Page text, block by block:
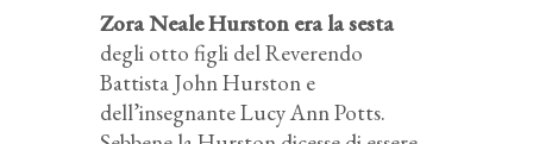
Zora Neale Hurston era la sesta
degli otto figli del Reverendo
Battista John Hurston e
dell’insegnante Lucy Ann Potts.